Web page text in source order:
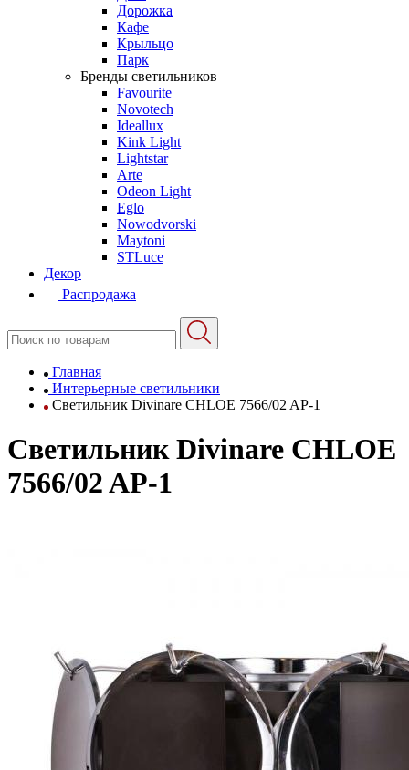
Дорожка
Кафе
Крыльцо
Парк
Бренды светильников
Favourite
Novotech
Ideallux
Kink Light
Lightstar
Arte
Odeon Light
Eglo
Nowodvorski
Maytoni
STLuce
Декор
Распродажа
Главная
Интерьерные светильники
Светильник Divinare CHLOE 7566/02 AP-1
Светильник Divinare CHLOE
7566/02 AP-1